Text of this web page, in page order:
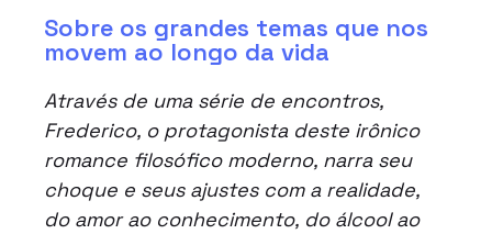
Sobre os grandes temas que nos
movem ao longo da vida
Através de uma série de encontros,
Frederico, o protagonista deste irônico
romance filosófico moderno, narra seu
choque e seus ajustes com a realidade,
do amor ao conhecimento, do álcool ao